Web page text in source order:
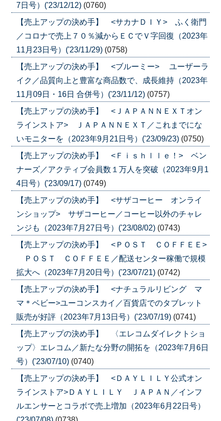
7日号）('23/12/12) (0760)
【売上アップの決め手】 <サカナＤＩＹ> ふく衛門
／コロナで売上７０％減からＥＣでＶ字回復（2023年
11月23日号）('23/11/29) (0758)
【売上アップの決め手】 <ブルーミー> ユーザーラ
イク／品質向上と豊富な商品数で、成長維持（2023年
11月09日・16日 合併号）('23/11/12) (0757)
【売上アップの決め手】 <ＪＡＰＡＮＮＥＸＴオン
ラインストア> ＪＡＰＡＮＮＥＸＴ／これまでにな
いモニターを（2023年9月21日号）('23/09/23) (0750)
【売上アップの決め手】 <Ｆｉｓｈｌｌｅ！> ベン
ナーズ／アクティブ会員数１万人を突破（2023年9月1
4日号）('23/09/17) (0749)
【売上アップの決め手】 <サザコーヒー オンライ
ンショップ> サザコーヒー／コーヒー以外のチャレ
ンジも（2023年7月27日号）('23/08/02) (0743)
【売上アップの決め手】 <ＰＯＳＴ ＣＯＦＦＥＥ>
ＰＯＳＴ ＣＯＦＦＥＥ／配送センター稼働で規模
拡大へ（2023年7月20日号）('23/07/21) (0742)
【売上アップの決め手】 <ナチュラルリビング マ
マ＊ベビー>ユーコンスカイ／百貨店でのタブレット
販売が好評（2023年7月13日号）('23/07/19) (0741)
【売上アップの決め手】 〈エレコムダイレクトショ
ップ〉エレコム／新たな分野の開拓を（2023年7月6日
号）('23/07/10) (0740)
【売上アップの決め手】 <ＤＡＹＬＩＬＹ公式オン
ラインストア>ＤＡＹＬＩＬＹ ＪＡＰＡＮ／インフ
ルエンサーとコラボで売上増加（2023年6月22日号）